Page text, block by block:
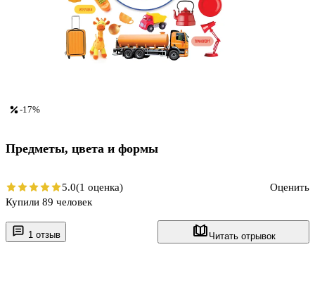
1 отзыв Читать отрывок
-17%
Предметы, цвета и формы
5.0(1 оценка)
Оценить
Купили 89 человек